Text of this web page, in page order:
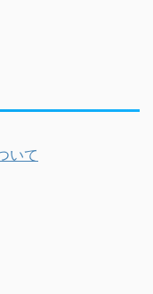
いて